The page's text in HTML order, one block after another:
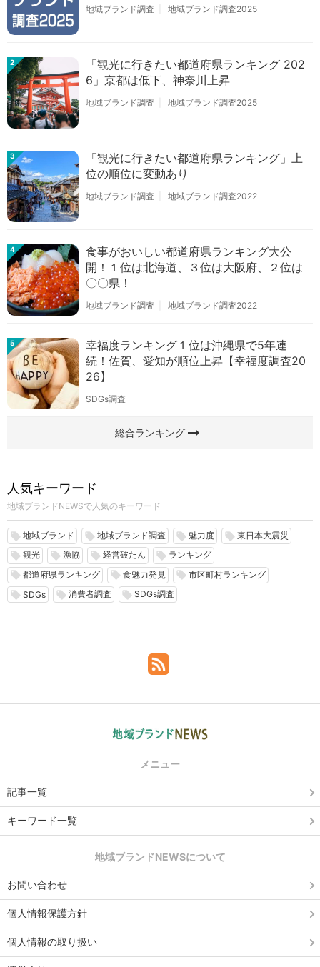
地域ブランド調査 地域ブランド調査2025
2
「観光に行きたい都道府県ランキング 202
6」京都は低下、神奈川上昇
地域ブランド調査 地域ブランド調査2025
3
「観光に行きたい都道府県ランキング」上
位の順位に変動あり
地域ブランド調査 地域ブランド調査2022
4
食事がおいしい都道府県ランキング大公
開！１位は北海道、３位は大阪府、２位は
〇〇県！
地域ブランド調査 地域ブランド調査2022
5
幸福度ランキング１位は沖縄県で5年連
続！佐賀、愛知が順位上昇【幸福度調査20
26】
SDGs調査
総合ランキングarrow_right_alt
人気キーワード
地域ブランドNEWSで人気のキーワード
local_offer 地域ブランド local_offer 地域ブランド調査 local_offer 魅力度 local_offer 東日本大震災
local_offer 観光 local_offer 漁協 local_offer 経営破たん local_offer ランキング
local_offer 都道府県ランキング local_offer 食魅力発見 local_offer 市区町村ランキング
local_offer SDGs local_offer 消費者調査 local_offer SDGs調査
メニュー
記事一覧
キーワード一覧
地域ブランドNEWSについて
お問い合わせ
個人情報保護方針
個人情報の取り扱い